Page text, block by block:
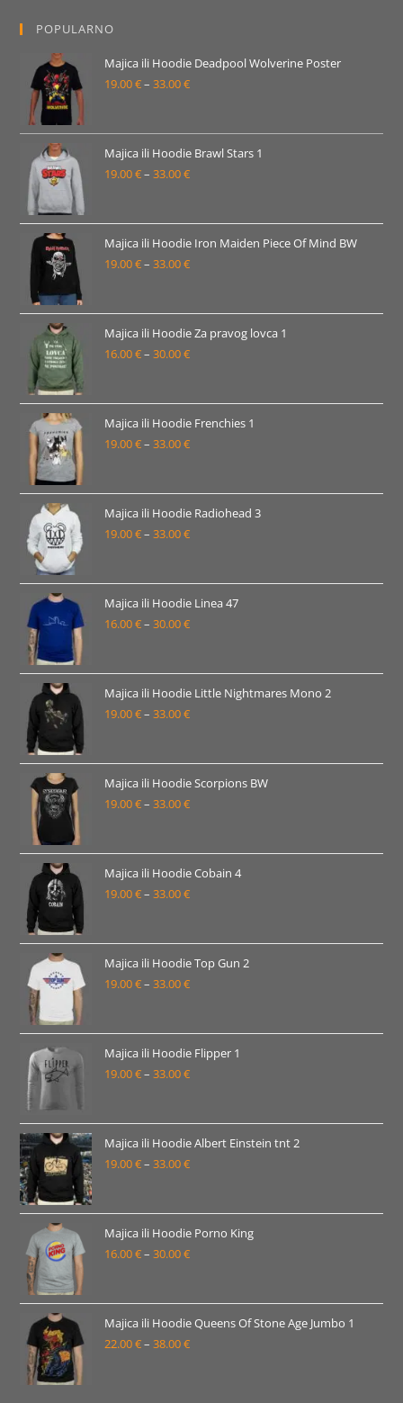
33.00 €
POPULARNO
Majica ili Hoodie Deadpool Wolverine Poster
19.00€– 33.00€Raspon
od
19.00 €
do
Majica ili Hoodie Brawl Stars 1
19.00€– 33.00€Raspon
od
19.00 €
do
Majica ili Hoodie Iron Maiden Piece Of Mind BW
19.00€– 33.00€Raspon
od
19.00 €
do
Majica ili Hoodie Za pravog lovca 1
16.00€– 30.00€Raspon
od
16.00 €
do
Majica ili Hoodie Frenchies 1
19.00€– 33.00€Raspon
od
19.00 €
do
Majica ili Hoodie Radiohead 3
19.00€– 33.00€Raspon
od
19.00 €
do
Majica ili Hoodie Linea 47
16.00€– 30.00€Raspon
od
16.00 €
do
Majica ili Hoodie Little Nightmares Mono 2
19.00€– 33.00€Raspon
od
19.00 €
do
Majica ili Hoodie Scorpions BW
19.00€– 33.00€Raspon
od
19.00 €
do
Majica ili Hoodie Cobain 4
19.00€– 33.00€Raspon
od
19.00 €
do
Majica ili Hoodie Top Gun 2
19.00€– 33.00€Raspon
od
19.00 €
do
Majica ili Hoodie Flipper 1
19.00€– 33.00€Raspon
od
19.00 €
do
Majica ili Hoodie Albert Einstein tnt 2
19.00€– 33.00€Raspon
od
19.00 €
do
Majica ili Hoodie Porno King
16.00€– 30.00€Raspon
od
16.00 €
do
Majica ili Hoodie Queens Of Stone Age Jumbo 1
22.00€– 38.00€Raspon